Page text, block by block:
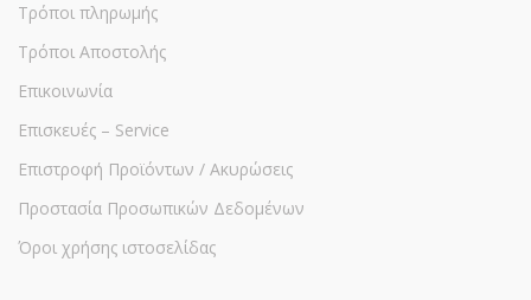
Τρόποι πληρωμής
Τρόποι Αποστολής
Επικοινωνία
Επισκευές – Service
Επιστροφή Προϊόντων / Ακυρώσεις
Προστασία Προσωπικών Δεδομένων
Όροι χρήσης ιστοσελίδας